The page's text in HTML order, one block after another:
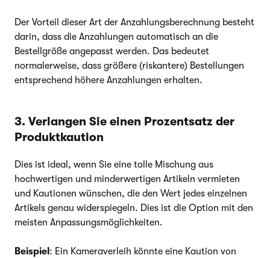
Der Vorteil dieser Art der Anzahlungsberechnung besteht
darin, dass die Anzahlungen automatisch an die
Bestellgröße angepasst werden. Das bedeutet
normalerweise, dass größere (riskantere) Bestellungen
entsprechend höhere Anzahlungen erhalten.
3. Verlangen Sie einen Prozentsatz der
Produktkaution
Dies ist ideal, wenn Sie eine tolle Mischung aus
hochwertigen und minderwertigen Artikeln vermieten
und Kautionen wünschen, die den Wert jedes einzelnen
Artikels genau widerspiegeln. Dies ist die Option mit den
meisten Anpassungsmöglichkeiten.
Beispiel : Ein Kameraverleih könnte eine Kaution von